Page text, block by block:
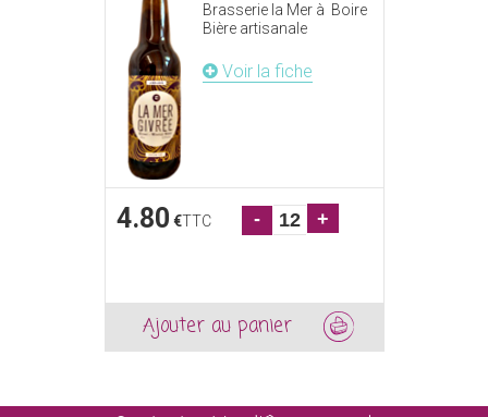
Brasserie la Mer à Boire
Bière artisanale
Voir la fiche
4.80 €TTC - +
Ajouter au panier